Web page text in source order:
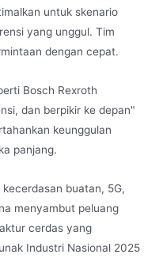
untuk skenario
yang unggul. Tim
dengan cepat.
Bosch Rexroth
dan berpikir ke depan"
keunggulan
panjang.
buatan, 5G,
menyambut peluang
cerdas yang
Industri Nasional 2025